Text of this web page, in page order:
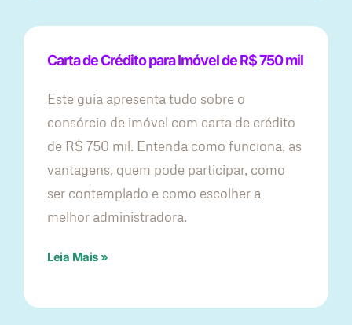
Carta de Crédito para Imóvel de R$ 750 mil
Este guia apresenta tudo sobre o
consórcio de imóvel com carta de crédito
de R$ 750 mil. Entenda como funciona, as
vantagens, quem pode participar, como
ser contemplado e como escolher a
melhor administradora.
Leia Mais »